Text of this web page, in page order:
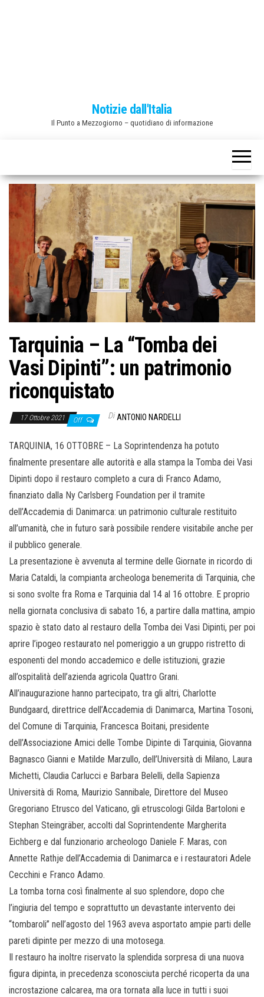
Notizie dall'Italia
Il Punto a Mezzogiorno – quotidiano di informazione
Tarquinia – La “Tomba dei
Vasi Dipinti”: un patrimonio
riconquistato
17 Ottobre 2021 Off Di ANTONIO NARDELLI
TARQUINIA, 16 OTTOBRE – La Soprintendenza ha potuto
finalmente presentare alle autorità e alla stampa la Tomba dei Vasi
Dipinti dopo il restauro completo a cura di Franco Adamo,
finanziato dalla Ny Carlsberg Foundation per il tramite
dell’Accademia di Danimarca: un patrimonio culturale restituito
all’umanità, che in futuro sarà possibile rendere visitabile anche per
il pubblico generale.
La presentazione è avvenuta al termine delle Giornate in ricordo di
Maria Cataldi, la compianta archeologa benemerita di Tarquinia, che
si sono svolte fra Roma e Tarquinia dal 14 al 16 ottobre. E proprio
nella giornata conclusiva di sabato 16, a partire dalla mattina, ampio
spazio è stato dato al restauro della Tomba dei Vasi Dipinti, per poi
aprire l’ipogeo restaurato nel pomeriggio a un gruppo ristretto di
esponenti del mondo accademico e delle istituzioni, grazie
all’ospitalità dell’azienda agricola Quattro Grani.
All’inaugurazione hanno partecipato, tra gli altri, Charlotte
Bundgaard, direttrice dell’Accademia di Danimarca, Martina Tosoni,
del Comune di Tarquinia, Francesca Boitani, presidente
dell’Associazione Amici delle Tombe Dipinte di Tarquinia, Giovanna
Bagnasco Gianni e Matilde Marzullo, dell’Università di Milano, Laura
Michetti, Claudia Carlucci e Barbara Belelli, della Sapienza
Università di Roma, Maurizio Sannibale, Direttore del Museo
Gregoriano Etrusco del Vaticano, gli etruscologi Gilda Bartoloni e
Stephan Steingräber, accolti dal Soprintendente Margherita
Eichberg e dal funzionario archeologo Daniele F. Maras, con
Annette Rathje dell’Accademia di Danimarca e i restauratori Adele
Cecchini e Franco Adamo.
La tomba torna così finalmente al suo splendore, dopo che
l’ingiuria del tempo e soprattutto un devastante intervento dei
“tombaroli” nell’agosto del 1963 aveva asportato ampie parti delle
pareti dipinte per mezzo di una motosega.
Il restauro ha inoltre riservato la splendida sorpresa di una nuova
figura dipinta, in precedenza sconosciuta perché ricoperta da una
incrostazione calcarea, ma ora tornata alla luce in tutti i suoi